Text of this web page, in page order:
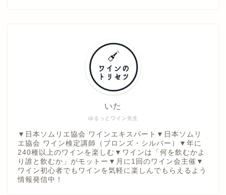
ゆるっとワイン先生
いた
▼日本ソムリエ協会 ワインエキスパート▼日本ソムリ
エ協会 ワイン検定講師（ブロンズ・シルバー）▼年に
240種以上のワインを楽しむ▼ワインは「何を飲むかよ
り誰と飲むか」がモットー▼月に1回のワイン会主催▼
ワイン初心者でもワインを気軽に楽しんでもらえるよう
情報発信中！